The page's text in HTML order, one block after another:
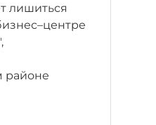
лишиться
районе